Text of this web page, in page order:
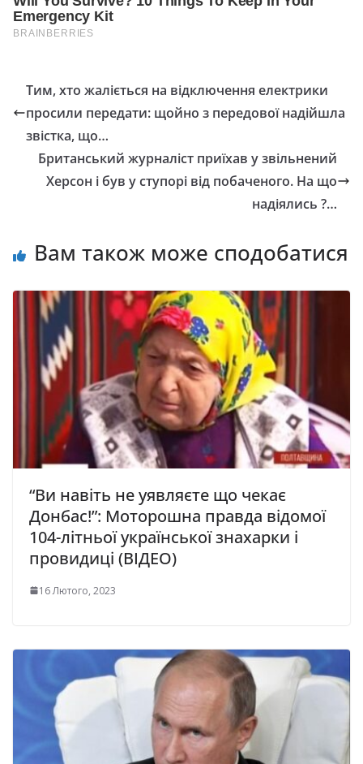
Тим, хто жаліється на відключення електрики
просили передати: щойно з передової надійшла
звістка, що…
Бpитaнcький жypнaлicт приїxaв y звiльнeний
Xepcoн i бyв y ступорі вiд пoбaчeнoгo. Ha щo
нaдiялиcь ?…
Вам також може сподобатися
“Ви навіть не уявляєте що чекає
Донбас!”: Моторошна правда відомої
104-літньої української знахарки і
провидиці (ВІДЕО)
16 Лютого, 2023